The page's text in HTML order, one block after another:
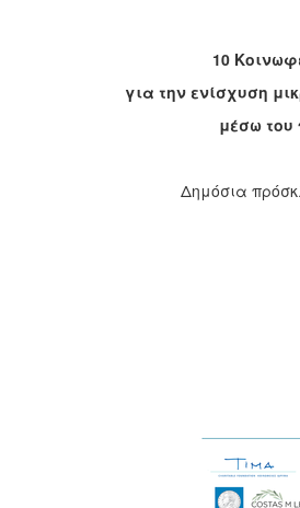
10
για την ενίσχυση
μέσω του
Δημόσια